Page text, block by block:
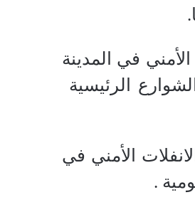
في المدينة
الرئيسية
الأمني في
.